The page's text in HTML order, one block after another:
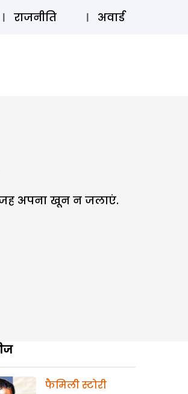
⚲ SUBSCRIBE
राजनीति अवार्ड
अपना खून न जलाएं.
फैमिली स्टोरी